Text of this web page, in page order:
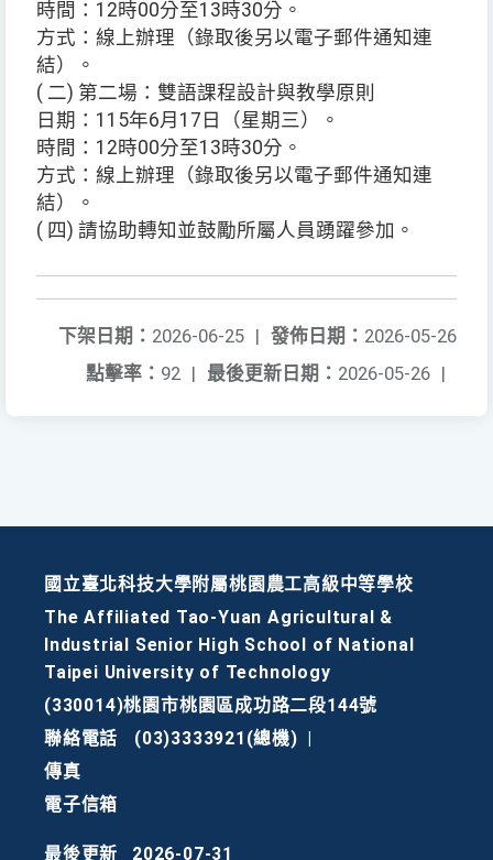
時間：12時00分至13時30分。
方式：線上辦理（錄取後另以電子郵件通知連
結）。
( 二) 第二場：雙語課程設計與教學原則
日期：115年6月17日（星期三）。
時間：12時00分至13時30分。
方式：線上辦理（錄取後另以電子郵件通知連
結）。
( 四) 請協助轉知並鼓勵所屬人員踴躍參加。
發佈日期： 2026-05-26
下架日期： 2026-06-25 |
最後更新日期： 2026-05-26 |
點擊率： 92 |
國立臺北科技大學附屬桃園農工高級中等學校
The Affiliated Tao-Yuan Agricultural &
Industrial Senior High School of National
Taipei University of Technology
(330014)桃園市桃園區成功路二段144號
聯絡電話
(03)3333921(總機)
傳真
電子信箱
最後更新 2026-07-31